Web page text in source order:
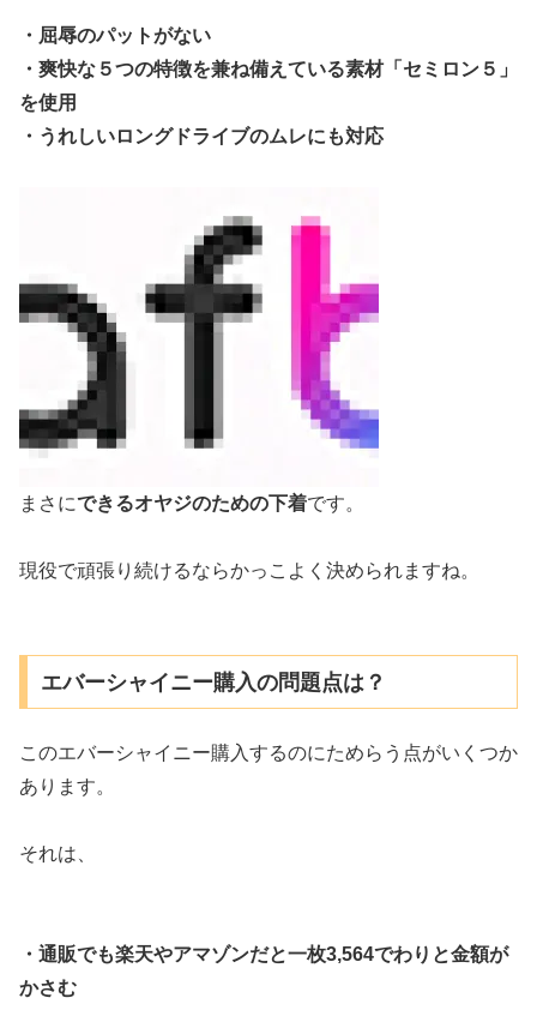
・屈辱のパットがない
・爽快な５つの特徴を兼ね備えている素材「セミロン５」
を使用
・うれしいロングドライブのムレにも対応
まさにできるオヤジのための下着です。
現役で頑張り続けるならかっこよく決められますね。
エバーシャイニー購入の問題点は？
このエバーシャイニー購入するのにためらう点がいくつか
あります。
それは、
・通販でも楽天やアマゾンだと一枚3,564でわりと金額が
かさむ